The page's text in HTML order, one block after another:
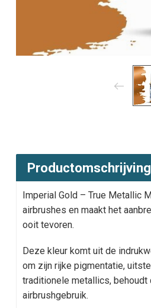
Productomschrijving
Imperial Gold – True Metallic
airbrushes en maakt het
ooit tevoren.
Deze kleur komt uit de
om zijn rijke pigmentatie,
traditionele metallics,
airbrushgebruik.